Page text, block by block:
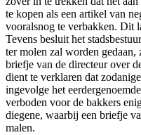
te kopen als een artikel van
vooralsnog te verbakken. Dit
Tevens besluit het
ter molen zal worden gedaan,
briefje van de directeur over
dient te verklaren dat
ingevolge het
verboden voor de bakkers
diegene, waarbij een briefje
malen.